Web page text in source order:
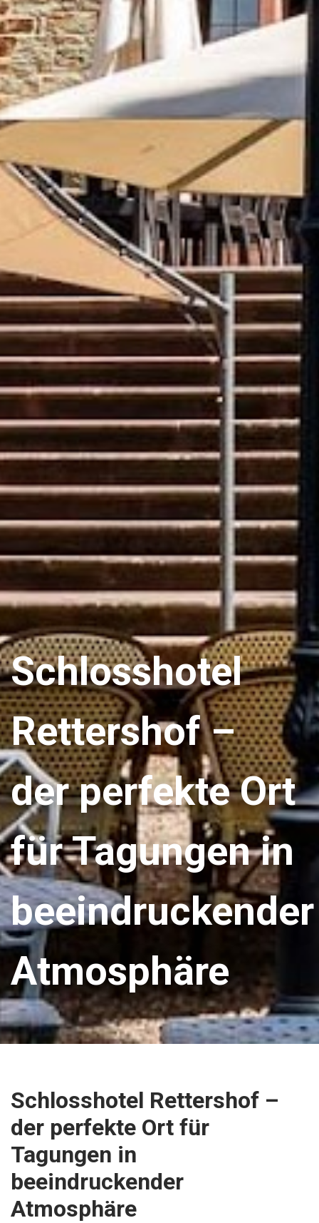
Schlosshotel
Rettershof –
der perfekte Ort
für Tagungen in
beeindruckender
Atmosphäre
Schlosshotel Rettershof –
der perfekte Ort für
Tagungen in
beeindruckender
Atmosphäre